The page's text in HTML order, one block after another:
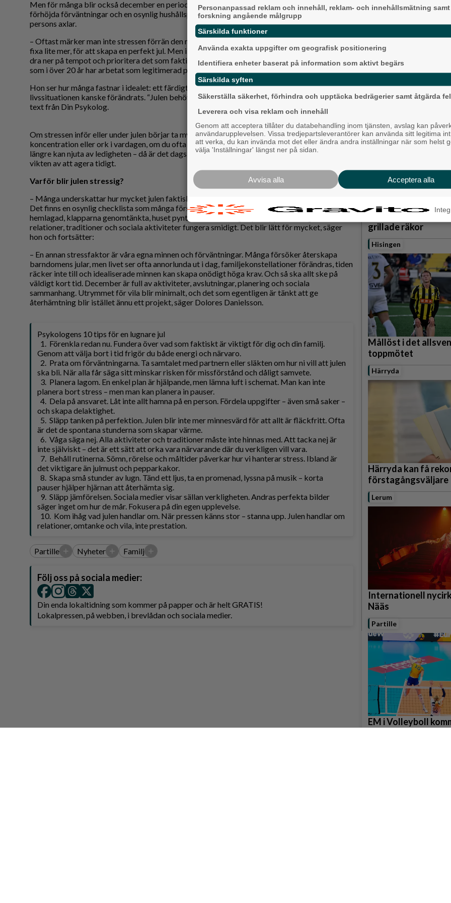
Men för många blir också december en period av överbelastning – av logistiska uppdrag,
förhöjda förväntningar och en osynlig hushållsproduktion som ofta läggs på någon enskild
persons axlar.
– Oftast märker man inte stressen förrän den redan har tagit över. Man försöker hinna lite till,
fixa lite mer, för att skapa en perfekt jul. Men i själva verket blir den ofta bättre när vi vågar
dra ner på tempot och prioritera det som faktiskt betyder något, säger Dolores Danielsson
som i över 20 år har arbetat som legitimerad psykolog och föreläser om psykisk hälsa.
Hon ser hur många fastnar i idealet: ett färdigt julfirande som liknar föregående år – trots att
livssituationen kanske förändrats. “Julen behöver inte se likadan ut varje år", berättar hon i en
text från Din Psykolog.
Om stressen inför eller under julen börjar ta mycket energi och påverkar din sömn,
koncentration eller ork i vardagen, om du ofta känner dig otillräcklig, tappar lusten eller inte
längre kan njuta av ledigheten – då är det dags att ta hjälp. Dolores Danielsson understryker
vikten av att agera tidigt.
Varför blir julen stressig?
– Många underskattar hur mycket julen faktiskt innebär, både praktiskt och känslomässigt.
Det finns en osynlig checklist­a som många försöker uppfylla – granen ska vara perfekt, maten
hemlagad, klapparna genomtänkta, huset pyntat och stämningen på topp. Samtidigt ska
relationer, traditioner och sociala aktiviteter fungera smidigt. Det blir lätt för mycket, säger
hon och fortsätter:
– En annan stressfaktor är våra egna minnen och förväntningar. Många försöker återskapa
barndomens jular, men livet ser ofta annorlunda ut i dag, familjekonstellationer förändras, tiden
räcker inte till och idealiserade minnen kan skapa onödigt höga krav. Och så ska allt ske på
väldigt kort tid. December är full av aktiviteter, avslutningar, planering och sociala
sammanhang. Utrymmet för vila blir minimalt, och det som egentligen är tänkt att ge
återhämtning blir istället ännu ett projekt, säger Dolores Danielsson.
Psykologens 10 tips för en lugnare jul
1. Förenkla redan nu. Fundera över vad som faktiskt är viktigt för dig och din familj.
Genom att välja bort i tid frigör du både energi och närvaro.
2. Prata om förväntningarna. Ta samtalet med partnern eller släkten om hur ni vill att julen
ska bli. När alla får säga sitt minskar risken för missförstånd och dåligt samvete.
3. Planera lagom. En enkel plan är hjälpande, men lämna luft i schemat. Man kan inte
planera bort stress – men man kan planera in pauser.
4. Dela på ansvaret. Låt inte allt hamna på en person. Fördela uppgifter – även små saker –
och skapa delaktighet.
5. Släpp tanken på perfektion. Julen blir inte mer minnesvärd för att allt är fläckfritt. Ofta
är det de spontana stunderna som skapar värme.
6. Våga säga nej. Alla aktiviteter och traditioner måste inte hinnas med. Att tacka nej är
inte själviskt – det är ett sätt att orka vara närvarande där du verkligen vill vara.
7. Behåll rutinerna. Sömn, rörelse och måltider påverkar hur vi hanterar stress. Ibland är
det viktigare än julmust och pepparkakor.
8. Skapa små stunder av lugn. Tänd ett ljus, ta en promenad, lyssna på musik – korta
pauser hjälper hjärnan att återhämta sig.
9. Släpp jämförelsen. Sociala medier visar sällan verkligheten. Andras perfekta bilder
säger inget om hur de mår. Fokusera på din egen upplevelse.
10. Kom ihåg vad julen handlar om. När pressen känns stor – stanna upp. Julen handlar om
relationer, omtanke och vila, inte prestation.
Partille + Nyheter + Familj +
Följ oss på sociala medier:
Din enda lokaltidning som kommer på papper och är helt GRATIS!
Lokalpressen, på webben, i brevlådan och sociala medier.
Ny pastor i
Backa/Kärra
Backadagen
Bjöds på trummor,
grillade räkor
Hisingen
Mållöst i det
toppmötet
Härryda
Härryda kan få
förstagångsväljare
Lerum
Internationell
Nääs
Partille
EM i Volleyboll
Personanpassad reklam och innehåll, reklam- och innehållsmätning samt
forskning angående målgrupp
Särskilda funktioner
Använda exakta uppgifter om geografisk positionering
Identifiera enheter baserat på information som aktivt begärs
Särskilda syften
Säkerställa säkerhet, förhindra och upptäcka bedrägerier samt åtgärda fel
Leverera och visa reklam och innehåll
Genom att acceptera tillåter du databehandling inom tjänsten, avslag kan
användarupplevelsen. Vissa tredjepartsleverantörer kan använda sitt legitima
att verka, du kan invända mot det eller ändra andra inställningar när som helst
välja 'Inställningar' längst ner på sidan.
Acceptera alla
Avvisa alla